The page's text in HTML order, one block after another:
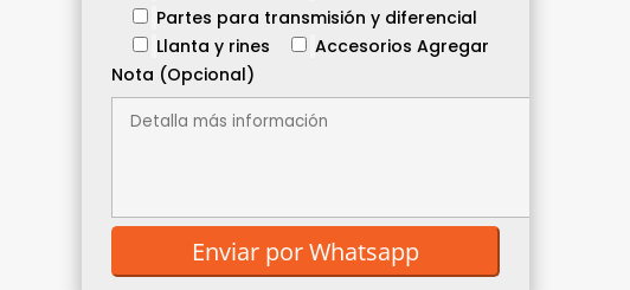
Partes para transmisión y diferencial
Llanta y rines
Accesorios Agregar
Nota (Opcional)